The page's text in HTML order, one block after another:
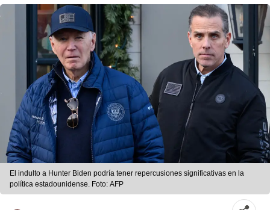
El indulto a Hunter Biden podría tener repercusiones significativas en la
política estadounidense. Foto: AFP